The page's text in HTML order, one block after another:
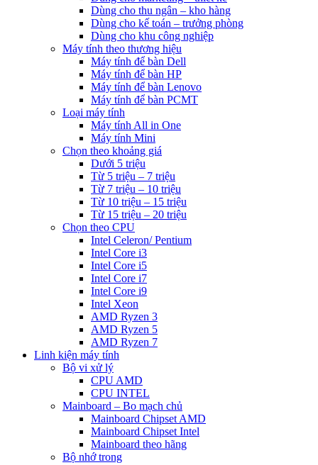
Dùng cho thu ngân – kho hàng
Dùng cho kế toán – trưởng phòng
Dùng cho khu công nghiệp
Máy tính theo thương hiệu
Máy tính để bàn Dell
Máy tính để bàn HP
Máy tính để bàn Lenovo
Máy tính để bàn PCMT
Loại máy tính
Máy tính All in One
Máy tính Mini
Chọn theo khoảng giá
Dưới 5 triệu
Từ 5 triệu – 7 triệu
Từ 7 triệu – 10 triệu
Từ 10 triệu – 15 triệu
Từ 15 triệu – 20 triệu
Chọn theo CPU
Intel Celeron/ Pentium
Intel Core i3
Intel Core i5
Intel Core i7
Intel Core i9
Intel Xeon
AMD Ryzen 3
AMD Ryzen 5
AMD Ryzen 7
Linh kiện máy tính
Bộ vi xử lý
CPU AMD
CPU INTEL
Mainboard – Bo mạch chủ
Mainboard Chipset AMD
Mainboard Chipset Intel
Mainboard theo hãng
Bộ nhớ trong